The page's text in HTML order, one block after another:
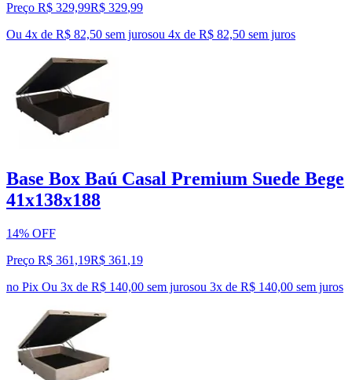
Preço R$ 329,99R$ 329,99
Ou 4x de R$ 82,50 sem jurosou 4x de R$ 82,50 sem juros
Base Box Baú Casal Premium Suede Bege
41x138x188
14% OFF
Preço R$ 361,19R$ 361 ,19
no Pix Ou 3x de R$ 140,00 sem jurosou 3x de R$ 140,00 sem juros